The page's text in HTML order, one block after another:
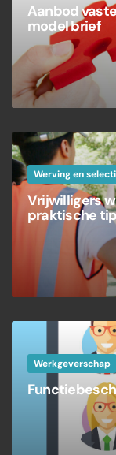
Aanbod
model brief
Werving en
Vrijwilligers
praktische
Werkgeverschap